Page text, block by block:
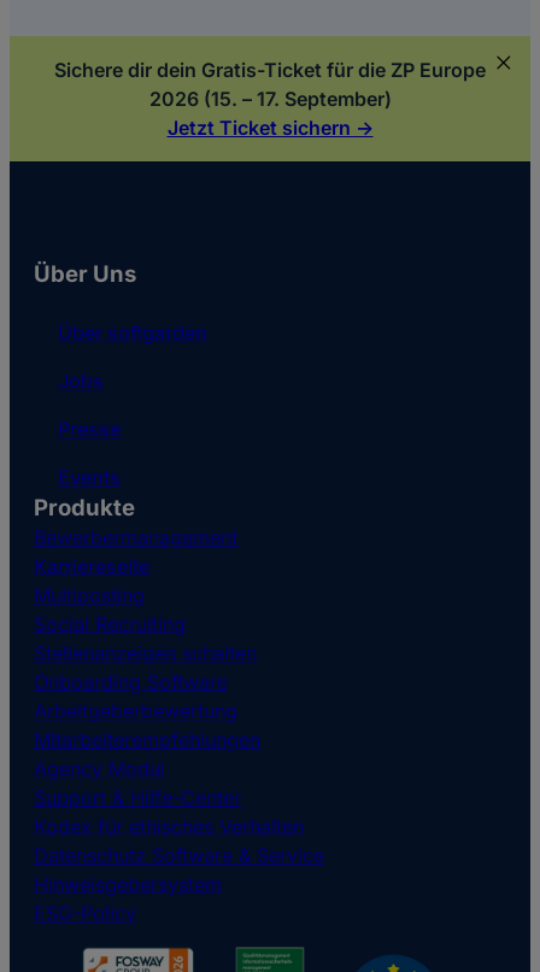
Sichere dir dein Gratis-Ticket für die ZP Europe
2026 (15. – 17. September)
Jetzt Ticket sichern ->
Über Uns
Über softgarden
Jobs
Presse
Events
Produkte
Bewerbermanagement
Karriereseite
Multiposting
Social Recruiting
Stellenanzeigen schalten
Onboarding Software
Arbeitgeberbewertung
Mitarbeiterempfehlungen
Agency Modul
Support & Hilfe-Center
Kodex für ethisches Verhalten
Datenschutz Software & Service
Hinweisgebersystem
ESG-Policy